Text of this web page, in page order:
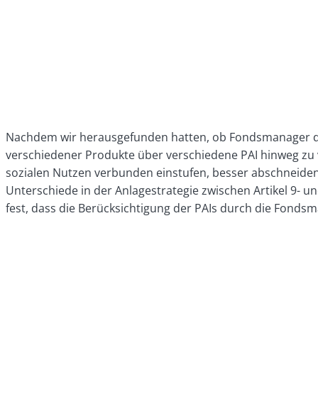
Nachdem wir herausgefunden hatten, ob Fondsmanager
verschiedener Produkte über verschiedene PAI hinweg
sozialen Nutzen verbunden einstufen, besser
Unterschiede in der Anlagestrategie zwischen Artikel 9-
fest, dass die Berücksichtigung der PAIs durch die